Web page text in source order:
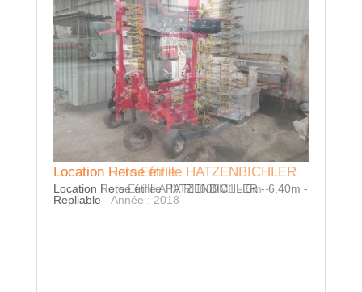
Location Roto Etrille
Location Roto Etrille APV RH600M1 - 6m -
Repliable - Année : 2018
Location Herse étrille HATZENBICHLER
Location Herse étrille HATZENBICHLER - 6,40m -
Repliable